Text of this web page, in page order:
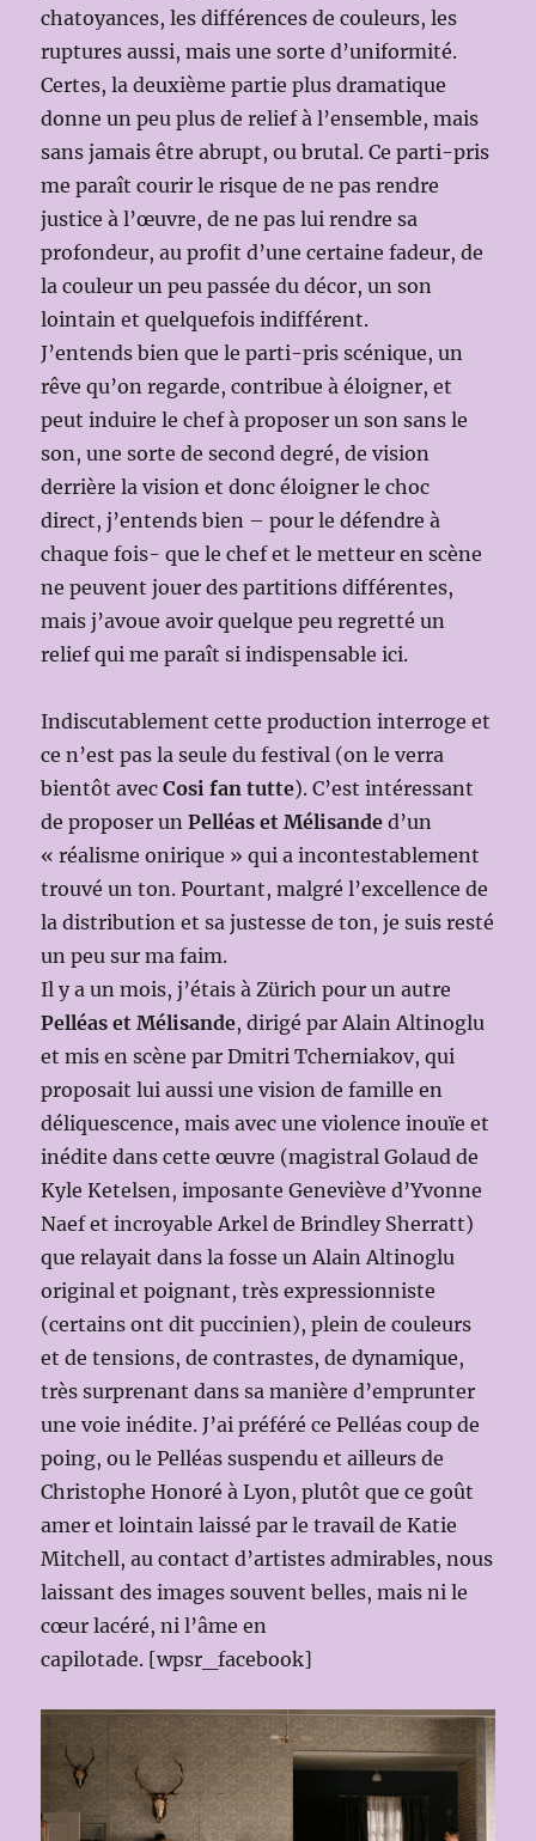
chatoyances, les différences de couleurs, les
ruptures aussi, mais une sorte d’uniformité.
Certes, la deuxième partie plus dramatique
donne un peu plus de relief à l’ensemble, mais
sans jamais être abrupt, ou brutal. Ce parti-pris
me paraît courir le risque de ne pas rendre
justice à l’œuvre, de ne pas lui rendre sa
profondeur, au profit d’une certaine fadeur, de
la couleur un peu passée du décor, un son
lointain et quelquefois indifférent.
J’entends bien que le parti-pris scénique, un
rêve qu’on regarde, contribue à éloigner, et
peut induire le chef à proposer un son sans le
son, une sorte de second degré, de vision
derrière la vision et donc éloigner le choc
direct, j’entends bien – pour le défendre à
chaque fois- que le chef et le metteur en scène
ne peuvent jouer des partitions différentes,
mais j’avoue avoir quelque peu regretté un
relief qui me paraît si indispensable ici.
Indiscutablement cette production interroge et
ce n’est pas la seule du festival (on le verra
bientôt avecCosi fan tutte). C’est intéressant
de proposer unPelléas et Mélisanded’un
« réalisme onirique » qui a incontestablement
trouvé un ton. Pourtant, malgré l’excellence de
la distribution et sa justesse de ton, je suis resté
un peu sur ma faim.
Il y a un mois, j’étais à Zürich pour un autre
Pelléas et Mélisande, dirigé par Alain Altinoglu
et mis en scène par Dmitri Tcherniakov, qui
proposait lui aussi une vision de famille en
déliquescence, mais avec une violence inouïe et
inédite dans cette œuvre (magistral Golaud de
Kyle Ketelsen, imposante Geneviève d’Yvonne
Naef et incroyable Arkel de Brindley Sherratt)
que relayait dans la fosse un Alain Altinoglu
original et poignant, très expressionniste
(certains ont dit puccinien), plein de couleurs
et de tensions, de contrastes, de dynamique,
très surprenant dans sa manière d’emprunter
une voie inédite. J’ai préféré ce Pelléas coup de
poing, ou le Pelléas suspendu et ailleurs de
Christophe Honoré à Lyon, plutôt que ce goût
amer et lointain laissé par le travail de Katie
Mitchell, au contact d’artistes admirables, nous
laissant des images souvent belles, mais ni le
cœur lacéré, ni l’âme en
capilotade. [wpsr_facebook]